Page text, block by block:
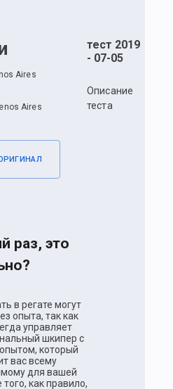
Aires
Aires
тест 2019
- 07-05
Описание
теста
раз, это
в регате могут
опыта, так как
управляет
шкипер с
который
вас всему
для вашей
как правило,